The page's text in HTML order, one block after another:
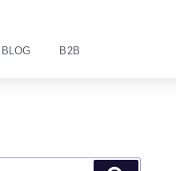
BLOG B2B